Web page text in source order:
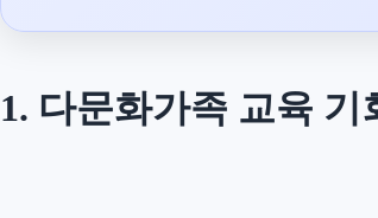
1. 다문화가족 교육